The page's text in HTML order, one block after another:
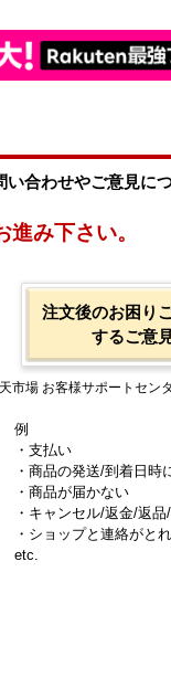
い合わせやご意見に
み下さい。
注文後のお困り
するご意
市場 お客様サポートセン
例
・支払い
・商品の発送/到着日時
・商品が届かない
・キャンセル/返金/返品
・ショップと連絡がと
etc.